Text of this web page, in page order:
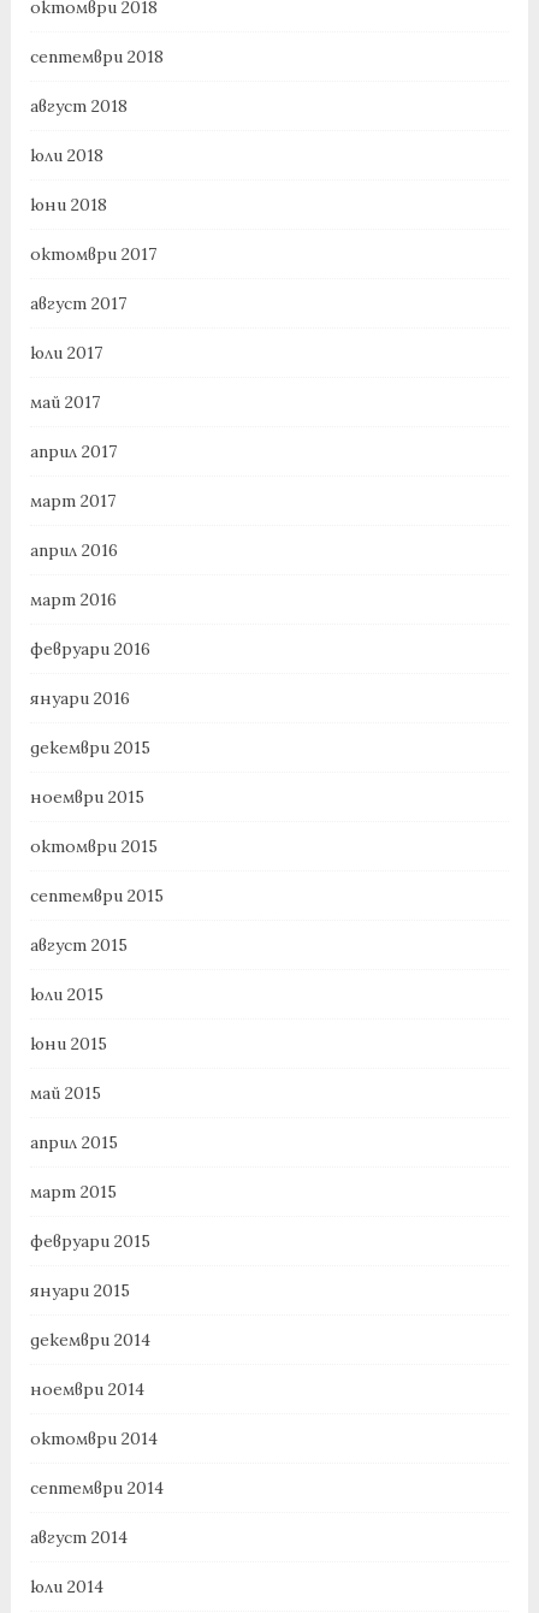
октомври 2018
септември 2018
август 2018
юли 2018
юни 2018
октомври 2017
август 2017
юли 2017
май 2017
април 2017
март 2017
април 2016
март 2016
февруари 2016
януари 2016
декември 2015
ноември 2015
октомври 2015
септември 2015
август 2015
юли 2015
юни 2015
май 2015
април 2015
март 2015
февруари 2015
януари 2015
декември 2014
ноември 2014
октомври 2014
септември 2014
август 2014
юли 2014